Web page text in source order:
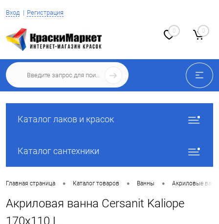
Вход Регистрация
0 0
Каталог лаков и красок
Каталог сантехники
Главная страница • Каталог товаров • Ванны • Акриловые
Акриловая ванна Cersanit Kaliope
170x110 L